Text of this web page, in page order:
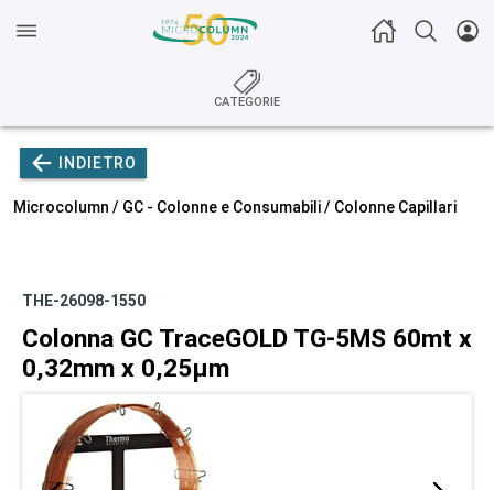
CATEGORIE
INDIETRO
Microcolumn / GC - Colonne e Consumabili/ Colonne Capillari
THE-26098-1550
Colonna GC TraceGOLD TG-5MS 60mt x
0,32mm x 0,25µm